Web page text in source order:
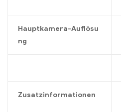
Hauptkamera-Auflösu
ng
Zusatzinformationen